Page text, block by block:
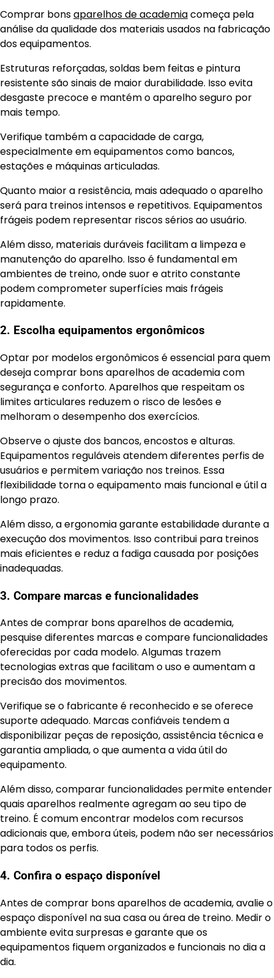
Comprar bonsaparelhos de academiacomeça pela
análise da qualidade dos materiais usados na fabricação
dos equipamentos.
Estruturas reforçadas, soldas bem feitas e pintura
resistente são sinais de maior durabilidade. Isso evita
desgaste precoce e mantém o aparelho seguro por
mais tempo.
Verifique também a capacidade de carga,
especialmente em equipamentos como bancos,
estações e máquinas articuladas.
Quanto maior a resistência, mais adequado o aparelho
será para treinos intensos e repetitivos. Equipamentos
frágeis podem representar riscos sérios ao usuário.
Além disso, materiais duráveis facilitam a limpeza e
manutenção do aparelho. Isso é fundamental em
ambientes de treino, onde suor e atrito constante
podem comprometer superfícies mais frágeis
rapidamente.
2. Escolha equipamentos ergonômicos
Optar por modelos ergonômicos é essencial para quem
deseja comprar bons aparelhos de academia com
segurança e conforto. Aparelhos que respeitam os
limites articulares reduzem o risco de lesões e
melhoram o desempenho dos exercícios.
Observe o ajuste dos bancos, encostos e alturas.
Equipamentos reguláveis atendem diferentes perfis de
usuários e permitem variação nos treinos. Essa
flexibilidade torna o equipamento mais funcional e útil a
longo prazo.
Além disso, a ergonomia garante estabilidade durante a
execução dos movimentos. Isso contribui para treinos
mais eficientes e reduz a fadiga causada por posições
inadequadas.
3. Compare marcas e funcionalidades
Antes de comprar bons aparelhos de academia,
pesquise diferentes marcas e compare funcionalidades
oferecidas por cada modelo. Algumas trazem
tecnologias extras que facilitam o uso e aumentam a
precisão dos movimentos.
Verifique se o fabricante é reconhecido e se oferece
suporte adequado. Marcas confiáveis tendem a
disponibilizar peças de reposição, assistência técnica e
garantia ampliada, o que aumenta a vida útil do
equipamento.
Além disso, comparar funcionalidades permite entender
quais aparelhos realmente agregam ao seu tipo de
treino. É comum encontrar modelos com recursos
adicionais que, embora úteis, podem não ser necessários
para todos os perfis.
4. Confira o espaço disponível
Antes de comprar bons aparelhos de academia, avalie o
espaço disponível na sua casa ou área de treino. Medir o
ambiente evita surpresas e garante que os
equipamentos fiquem organizados e funcionais no dia a
dia.